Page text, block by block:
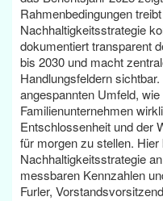
Rahmenbedingungen
Nachhaltigkeitsstrategie
dokumentiert transparent
bis 2030 und macht
Handlungsfeldern
angespannten Umfeld,
Familienunternehmen
Entschlossenheit und der
für morgen zu stellen.
Nachhaltigkeitsstrategie
messbaren Kennzahlen
Furler,